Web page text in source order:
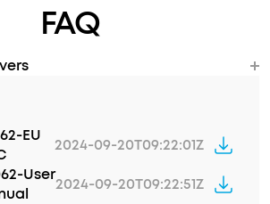
FAQ
EU
2024-09-20T09:22:01Z
User
2024-09-20T09:22:51Z